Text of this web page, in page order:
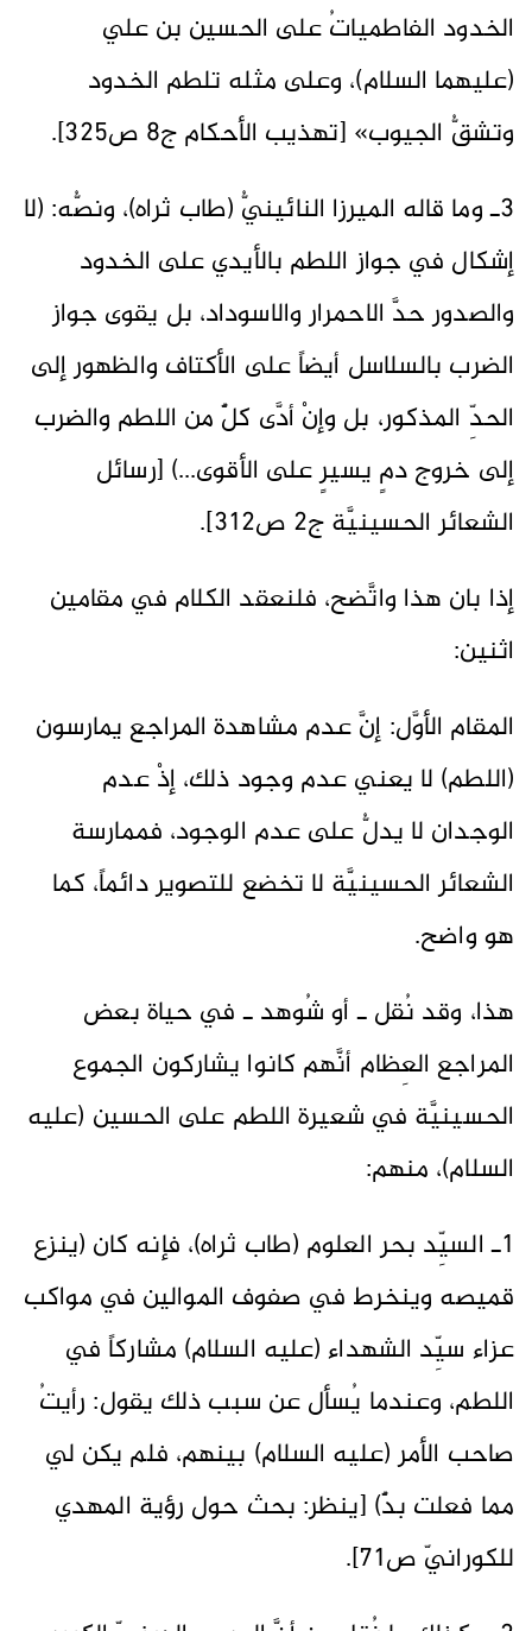
الخدود الفاطمياتُ على الحسين بن علي
(عليهما السلام)، وعلى مثله تلطم الخدود
وتشقُّ الجيوب» [تهذيب الأحكام ج٨ ص325].
3ـ وما قاله الميرزا النائينيُّ (طاب ثراه)، ونصُّه: (لا
إشكال في جواز اللطم بالأيدي على الخدود
والصدور حدَّ الاحمرار والاسوداد، بل يقوى جواز
الضرب بالسلاسل أيضاً على الأكتاف والظهور إلى
الحدِّ المذكور، بل وإنْ أدَّى كلٌّ من اللطم والضرب
إلى خروج دمٍ يسيرٍ على الأقوى...) [رسائل
الشعائر الحسينيَّة ج2 ص312].
إذا بان هذا واتَّضح، فلنعقد الكلام في مقامين
اثنين:
المقام الأوَّل: إنَّ عدم مشاهدة المراجع يمارسون
(اللطم) لا يعني عدم وجود ذلك، إذْ عدم
الوجدان لا يدلُّ على عدم الوجود، فممارسة
الشعائر الحسينيَّة لا تخضع للتصوير دائماً، كما
هو واضح.
هذا، وقد نُقل ـ أو شُوهد ـ في حياة بعض
المراجع العِظام أنَّهم كانوا يشاركون الجموع
الحسينيَّة في شعيرة اللطم على الحسين (عليه
السلام)، منهم:
1ـ السيِّد بحر العلوم (طاب ثراه)، فإنه كان (ينزع
قميصه وينخرط في صفوف الموالين في مواكب
عزاء سيِّد الشهداء (عليه السلام) مشاركاً في
اللطم، وعندما يُسأل عن سبب ذلك يقول: رأيتُ
صاحب الأمر (عليه السلام) بينهم، فلم يكن لي
مما فعلت بدٌّ) [ينظر: بحث حول رؤية المهدي
للكورانيّ ص71].